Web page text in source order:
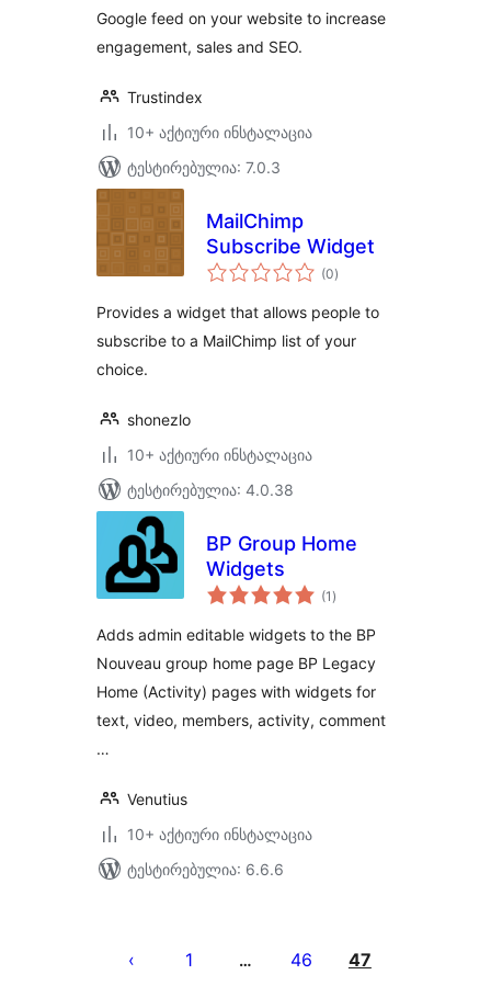
Google feed on your website to increase
engagement, sales and SEO.
Trustindex
10+ აქტიური ინსტალაცია
ტესტირებულია: 7.0.3
MailChimp
Subscribe Widget
(0საერთო
რეიტინგი
)
Provides a widget that allows people to
subscribe to a MailChimp list of your
choice.
shonezlo
10+ აქტიური ინსტალაცია
ტესტირებულია: 4.0.38
BP Group Home
Widgets
(1 საერთო
რეიტინგი
)
Adds admin editable widgets to the BP
Nouveau group home page BP Legacy
Home (Activity) pages with widgets for
text, video, members, activity, comment
…
Venutius
10+ აქტიური ინსტალაცია
ტესტირებულია: 6.6.6
გვერდებათ
1 … 46 47